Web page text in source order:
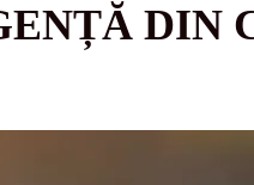
DIN